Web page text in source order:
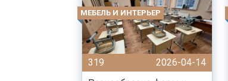
МЕБЕЛЬ И ИНТЕРЬЕР
319
2026-04-14